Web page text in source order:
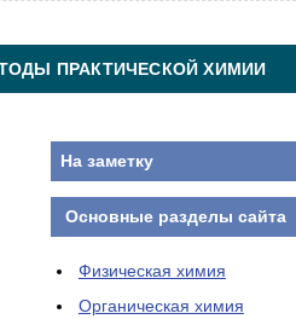
ПРАКТИЧЕСКОЙ ХИМИИ
На заметку
Основные разделы сайта
Физическая химия
Органическая химия